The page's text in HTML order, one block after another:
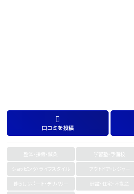
口コミを投稿
整体・接骨・鍼灸 学習塾・予備校
ショッピング・ライフスタイル
アウトドア・レジャー
暮らしサポート・デリバリー
建設・住宅・不動産